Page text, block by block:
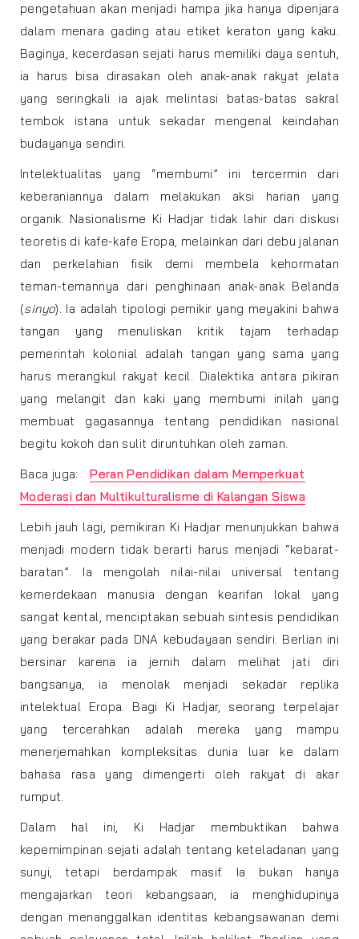
pengetahuan akan menjadi hampa jika hanya dipenjara
dalam menara gading atau etiket keraton yang kaku.
Baginya, kecerdasan sejati harus memiliki daya sentuh,
ia harus bisa dirasakan oleh anak-anak rakyat jelata
yang seringkali ia ajak melintasi batas-batas sakral
tembok istana untuk sekadar mengenal keindahan
budayanya sendiri.
Intelektualitas yang “membumi” ini tercermin dari
keberaniannya dalam melakukan aksi harian yang
organik. Nasionalisme Ki Hadjar tidak lahir dari diskusi
teoretis di kafe-kafe Eropa, melainkan dari debu jalanan
dan perkelahian fisik demi membela kehormatan
teman-temannya dari penghinaan anak-anak Belanda
(sinyo). Ia adalah tipologi pemikir yang meyakini bahwa
tangan yang menuliskan kritik tajam terhadap
pemerintah kolonial adalah tangan yang sama yang
harus merangkul rakyat kecil. Dialektika antara pikiran
yang melangit dan kaki yang membumi inilah yang
membuat gagasannya tentang pendidikan nasional
begitu kokoh dan sulit diruntuhkan oleh zaman.
Baca juga:
Peran Pendidikan dalam Memperkuat
Moderasi dan Multikulturalisme di Kalangan Siswa
Lebih jauh lagi, pemikiran Ki Hadjar menunjukkan bahwa
menjadi modern tidak berarti harus menjadi “kebarat-
baratan”. Ia mengolah nilai-nilai universal tentang
kemerdekaan manusia dengan kearifan lokal yang
sangat kental, menciptakan sebuah sintesis pendidikan
yang berakar pada DNA kebudayaan sendiri. Berlian ini
bersinar karena ia jernih dalam melihat jati diri
bangsanya, ia menolak menjadi sekadar replika
intelektual Eropa. Bagi Ki Hadjar, seorang terpelajar
yang tercerahkan adalah mereka yang mampu
menerjemahkan kompleksitas dunia luar ke dalam
bahasa rasa yang dimengerti oleh rakyat di akar
rumput.
Dalam hal ini, Ki Hadjar membuktikan bahwa
kepemimpinan sejati adalah tentang keteladanan yang
sunyi, tetapi berdampak masif. Ia bukan hanya
mengajarkan teori kebangsaan, ia menghidupinya
dengan menanggalkan identitas kebangsawanan demi